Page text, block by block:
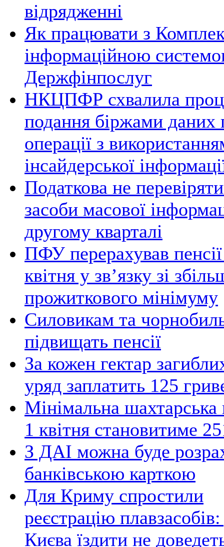
відрядженні
Як працювати з
інформаційною
Держфінпослуг
НКЦПФР схвалила
подання біржами даних
операції з
інсайдерської
Податкова не
засоби масової
другому кварталі
ПФУ перерахував
квітня у зв’язку зі
прожиткового мінімуму
Силовикам та
підвищать пенсії
За кожен гектар
уряд заплатить 125
Мінімальна шахтарська
1 квітня становитиме
З ДАІ можна буде
банківською карткою
Для Криму спростили
реєстрацію
Києва їздити не